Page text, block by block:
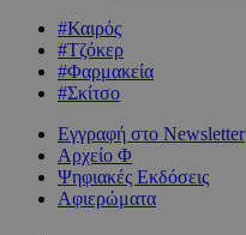
#Καιρός
#Τζόκερ
#Φαρμακεία
#Σκίτσο
Εγγραφή στο Newsletter
Αρχείο Φ
Ψηφιακές Εκδόσεις
Αφιερώματα